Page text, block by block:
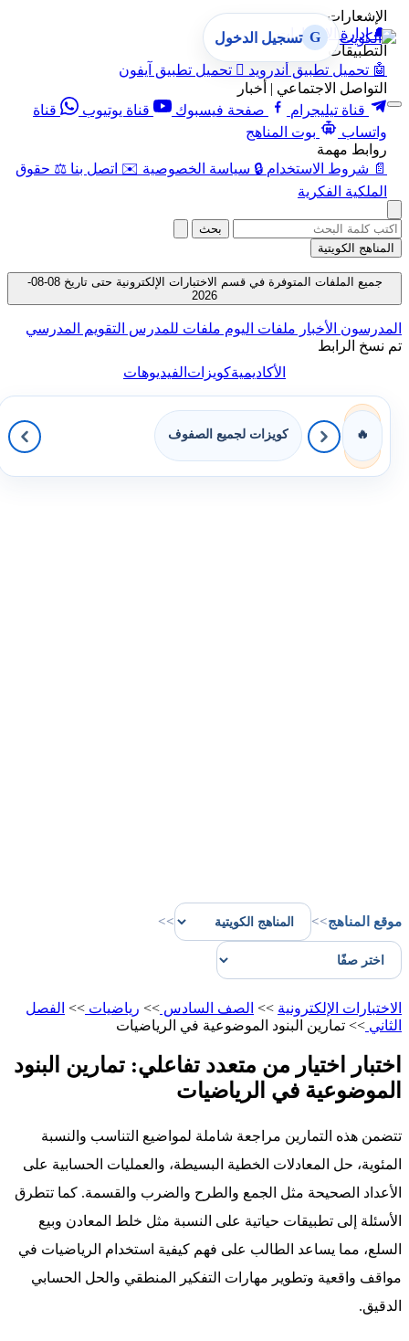
الإشعارات
🔔 إدارة الإشعارات
التطبيقات
🤖 تحميل تطبيق أندرويد  تحميل تطبيق آيفون
التواصل الاجتماعي | أخبار
قناة تيليجرام
صفحة فيسبوك قناة يوتيوب
قناة
واتساب
بوت المناهج
روابط مهمة
📄 شروط الاستخدام 🔒 سياسة الخصوصية ✉️ اتصل بنا ⚖️ حقوق
الملكية الفكرية
G تسجيل الدخول
بحث
المناهج الكويتية
جميع الملفات المتوفرة في قسم الاختبارات الإلكترونية حتى تاريخ 08-08-
2026
المدرسون الأخبار ملفات اليوم ملفات للمدرس التقويم المدرسي
تم نسخ الرابط
الأكاديميةكويزاتالفيديوهات
🔥 كويزات لجميع الصفوف
موقع المناهج>>
>>
الاختبارات الإلكترونية >> الصف السادس >> رياضيات >> الفصل
الثاني >> تمارين البنود الموضوعية في الرياضيات
اختبار اختيار من متعدد تفاعلي: تمارين البنود
الموضوعية في الرياضيات
تتضمن هذه التمارين مراجعة شاملة لمواضيع التناسب والنسبة
المئوية، حل المعادلات الخطية البسيطة، والعمليات الحسابية على
الأعداد الصحيحة مثل الجمع والطرح والضرب والقسمة. كما تتطرق
الأسئلة إلى تطبيقات حياتية على النسبة مثل خلط المعادن وبيع
السلع، مما يساعد الطالب على فهم كيفية استخدام الرياضيات في
مواقف واقعية وتطوير مهارات التفكير المنطقي والحل الحسابي
الدقيق.